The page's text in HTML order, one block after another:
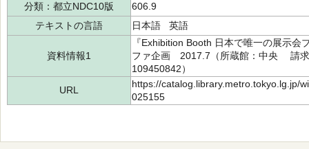
分類：都立NDC10版
606.9
テキストの言語
日本語 英語
資料情報1
『Exhibition Booth 日本で唯一の展示
ファ企画 2017.7（所蔵館：中央 請
109450842）
URL
https://catalog.library.metro.tokyo.lg.jp/
025155